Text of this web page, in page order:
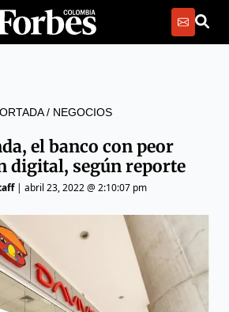
/ NEGOCIOS
el banco con peor
digital, según reporte
| abril 23, 2022 @ 2:10:07 pm